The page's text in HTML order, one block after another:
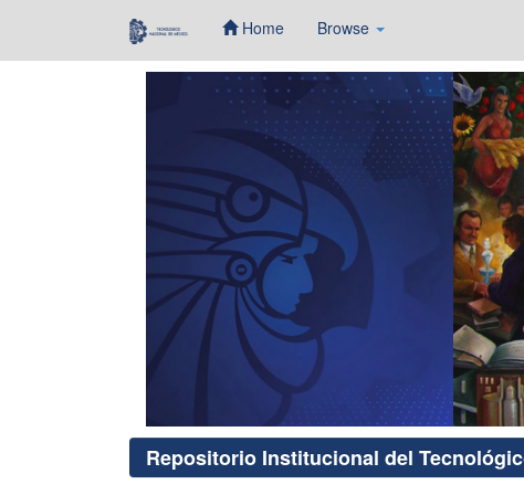
Home Browse
Repositorio Institucional del